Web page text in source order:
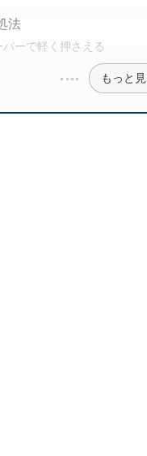
法
ーで軽く押さえる
もっと